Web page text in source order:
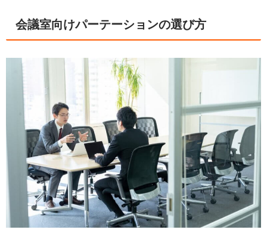
会議室向けパーテーションの選び方